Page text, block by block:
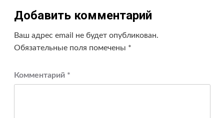
Добавить комментарий
Ваш адрес email не будет опубликован.
Обязательные поля помечены *
Комментарий *